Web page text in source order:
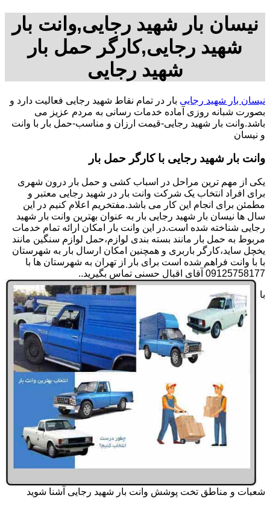
نیسان بار شهید رجایی,وانت بار
شهید رجایی,کارگر حمل بار
شهید رجایی
نیسان بار شهید رجایی بار در تمام نقاط شهید رجایی فعالیت دارد و
بصورت شبانه روزی آماده خدمات رسانی به مردم عزیز می
باشد.وانت بار شهید رجایی-قیمت ارزان و مناسب-حمل بار با وانت
و نیسان
وانت بار شهید رجایی با کارگر حمل بار
یکی از مهم ترین مراحل در اسباب کشی و حمل بار درون شهری
برای افراد انتخاب یک شرکت وانت بار در شهید رجایی معتبر و
مطمئن برای انجام این کار می باشد.مفتخریم اعلام کنیم در این
سال ها نیسان بار شهید رجایی بار به عنوان بهترین وانت بار شهید
رجایی شناخته شده است.در این وانت بار امکان ارائه تمام خدمات
مربوط به حمل بار مانند بسته بندی لوازم،حمل لوازم سنگین مانند
یخچل ساید،کارگر باربری و همچنین امکان ارسال بار به شهرستان
با با وانت فراهم شده است برای بار از تهران به شهرستان ها با
09125758177 آقای اقبال حسنی تماس بگیرید..
با
شعبات و مناطق تخت پوشش وانت بار شهید رجایی آشنا شوید